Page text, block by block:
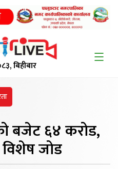
बिहीबार
बजेट६४ करोड,
जोड